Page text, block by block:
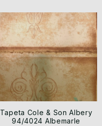
Tapeta Cole & Son Albery
94/4024 Albemarle